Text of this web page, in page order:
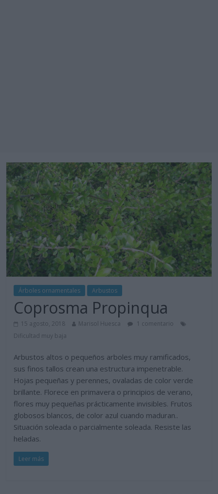
Árboles ornamentales Arbustos
Coprosma Propinqua
15 agosto, 2018 Marisol Huesca
1 comentario
Dificultad muy baja
Arbustos altos o pequeños arboles muy ramificados,
sus finos tallos crean una estructura impenetrable.
Hojas pequeñas y perennes, ovaladas de color verde
brillante. Florece en primavera o principios de verano,
flores muy pequeñas prácticamente invisibles. Frutos
globosos blancos, de color azul cuando maduran..
Situación soleada o parcialmente soleada. Resiste las
heladas.
Leer más